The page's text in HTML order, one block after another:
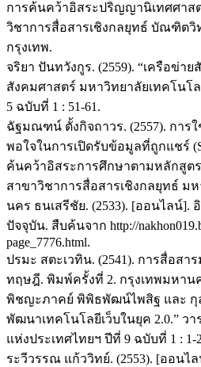
การค้นคว้าอิสระปริญญานิเทศศา
วิชาการสื่อสารเชิงกลยุทธ์ บัณฑิตวิ
กรุงเทพ.
จริยา ปันทวังกูร. (2559). “เครือข่า
สังคมศาสตร์ มหาวิทยาลัยเทคโนโ
5 ฉบับที่ 1 : 51-61.
ฉัฐมณฑน์ ตั้งกิจถาวร. (2557). การ
พอใจในการเปิดรับข้อมูลที่ถูกแชร์
ค้นคว้าอิสระการศึกษาตามหลักสู
สาขาวิชาการสื่อสารเชิงกลยุทธ์ มห
นคร ธนเสรีชัย. (2533). [ออนไลน์].
ปัจจุบัน. สืบค้นจาก http://
page_7776.html.
ปรมะ สตะเวทิน. (2541). การสื่อสา
ทฤษฎี. พิมพ์ครั้งที่ 2. กรุงเทพมหาน
พิชญะภาคย์ พิพิธพัฒน์ไพสิฐ และ กุล
พัฒนาเทคโนโลยีเว็บในยุค 2.0.” ว
แห่งประเทศไทยฯ ปีที่ 9 ฉบับที่ 1 : 1-
ระวีวรรณ แก้ววิทย์. (2553). [ออนไ